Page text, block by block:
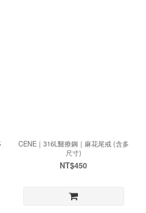
CENE｜316L醫療鋼｜麻花尾戒 (含多
尺寸)
NT$450